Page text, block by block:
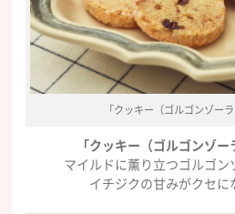
「クッキー（ゴルゴンゾー
「クッキー（ゴルゴンゾー
マイルドに薫り立つゴルゴン
イチジクの甘みがクセに